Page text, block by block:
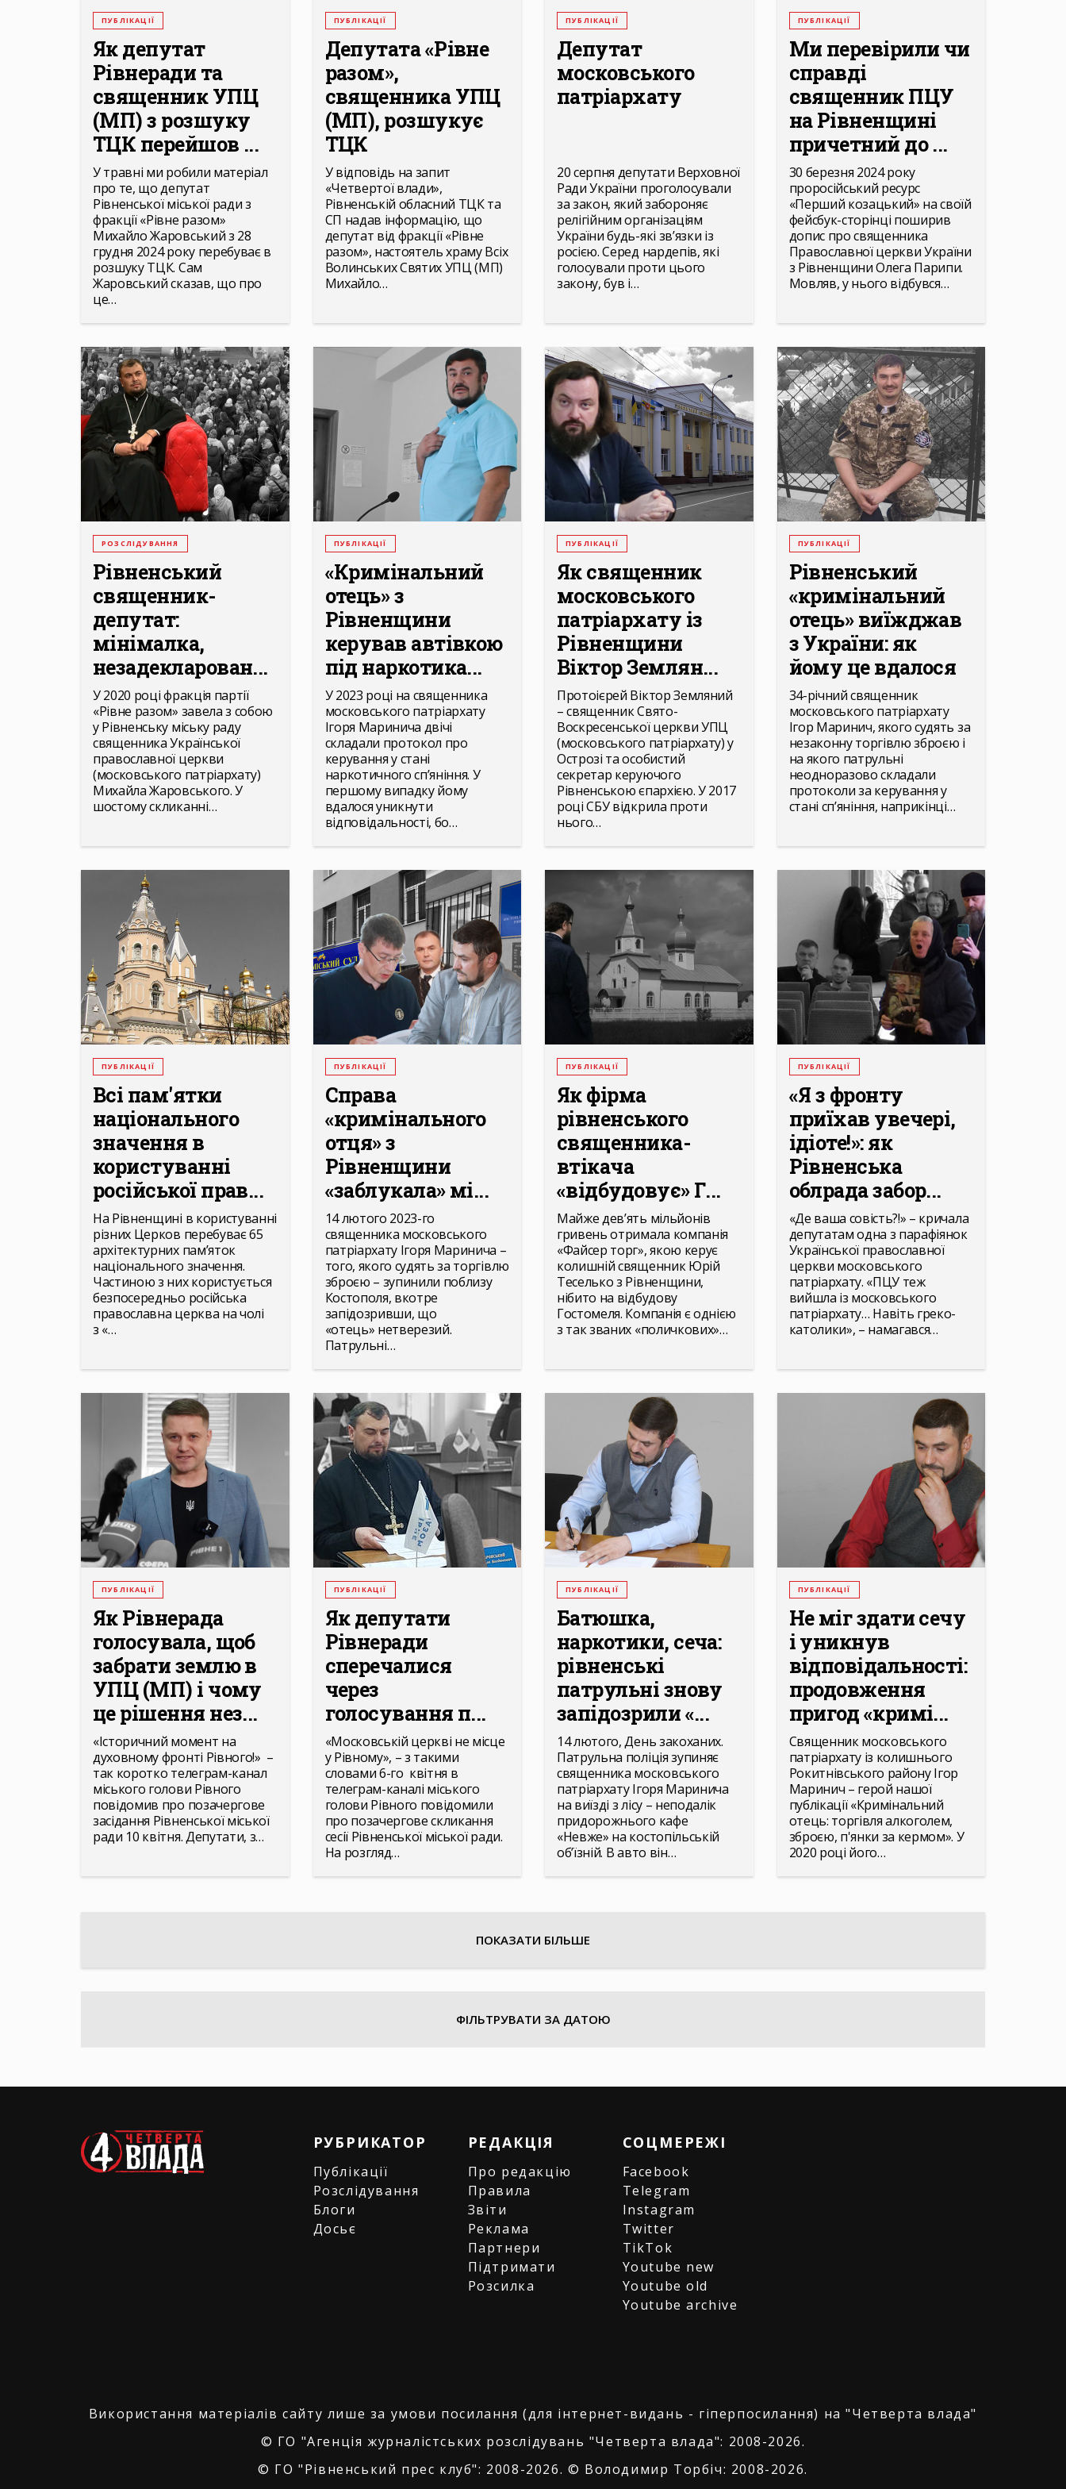
ПУБЛІКАЦІЇ
Як депутат
Рівнеради та
священник УПЦ
(МП) з розшуку
ТЦК перейшов ...
У травні ми робили матеріал
про те, що депутат
Рівненської міської ради з
фракції «Рівне разом»
Михайло Жаровський з 28
грудня 2024 року перебуває в
розшуку ТЦК. Сам
Жаровський сказав, що про
це…
ПУБЛІКАЦІЇ
Депутата «Рівне
разом»,
священника УПЦ
(МП), розшукує
ТЦК
У відповідь на запит
«Четвертої влади»,
Рівненській обласний ТЦК та
СП надав інформацію, що
депутат від фракції «Рівне
разом», настоятель храму Всіх
Волинських Святих УПЦ (МП)
Михайло…
ПУБЛІКАЦІЇ
Депутат
московського
патріархату
20 серпня депутати Верховної
Ради України проголосували
за закон, який забороняє
релігійним організаціям
України будь-які зв’язки із
росією. Серед нардепів, які
голосували проти цього
закону, був і…
ПУБЛІКАЦІЇ
Ми перевірили чи
справді
священник ПЦУ
на Рівненщині
причетний до ...
30 березня 2024 року
проросійський ресурс
«Перший козацький» на своїй
фейсбук-сторінці поширив
допис про священника
Православної церкви України
з Рівненщини Олега Парипи.
Мовляв, у нього відбувся…
РОЗСЛІДУВАННЯ
Рівненський
священник-
депутат:
мінімалка,
незадекларован...
У 2020 році фракція партії
«Рівне разом» завела з собою
у Рівненську міську раду
священника Української
православної церкви
(московського патріархату)
Михайла Жаровського. У
шостому скликанні…
ПУБЛІКАЦІЇ
«Кримінальний
отець» з
Рівненщини
керував автівкою
під наркотика...
У 2023 році на священника
московського патріархату
Ігоря Маринича двічі
складали протокол про
керування у стані
наркотичного сп’яніння. У
першому випадку йому
вдалося уникнути
відповідальності, бо…
ПУБЛІКАЦІЇ
Як священник
московського
патріархату із
Рівненщини
Віктор Землян...
Протоієрей Віктор Земляний
– священник Свято-
Воскресенської церкви УПЦ
(московського патріархату) у
Острозі та особистий
секретар керуючого
Рівненською єпархією. У 2017
році СБУ відкрила проти
нього…
ПУБЛІКАЦІЇ
Рівненський
«кримінальний
отець» виїжджав
з України: як
йому це вдалося
34-річний священник
московського патріархату
Ігор Маринич, якого судять за
незаконну торгівлю зброєю і
на якого патрульні
неодноразово складали
протоколи за керування у
стані сп’яніння, наприкінці…
ПУБЛІКАЦІЇ
Всі пам'ятки
національного
значення в
користуванні
російської прав...
На Рівненщині в користуванні
різних Церков перебуває 65
архітектурних пам’яток
національного значення.
Частиною з них користується
безпосередньо російська
православна церква на чолі
з «…
ПУБЛІКАЦІЇ
Справа
«кримінального
отця» з
Рівненщини
«заблукала» мі...
14 лютого 2023-го
священника московського
патріархату Ігоря Маринича –
того, якого судять за торгівлю
зброєю – зупинили поблизу
Костополя, вкотре
запідозривши, що
«отець» нетверезий.
Патрульні…
ПУБЛІКАЦІЇ
Як фірма
рівненського
священника-
втікача
«відбудовує» Г...
Майже дев’ять мільйонів
гривень отримала компанія
«Файсер торг», якою керує
колишній священник Юрій
Теселько з Рівненщини,
нібито на відбудову
Гостомеля. Компанія є однією
з так званих «поличкових»…
ПУБЛІКАЦІЇ
«Я з фронту
приїхав увечері,
ідіоте!»: як
Рівненська
облрада забор...
«Де ваша совість?!» – кричала
депутатам одна з парафіянок
Української православної
церкви московського
патріархату. «ПЦУ теж
вийшла із московського
патріархату… Навіть греко-
католики», – намагався…
ПУБЛІКАЦІЇ
Як Рівнерада
голосувала, щоб
забрати землю в
УПЦ (МП) і чому
це рішення нез...
«Історичний момент на
духовному фронті Рівного!» –
так коротко телеграм-канал
міського голови Рівного
повідомив про позачергове
засідання Рівненської міської
ради 10 квітня. Депутати, з…
ПУБЛІКАЦІЇ
Як депутати
Рівнеради
сперечалися
через
голосування п...
«Московській церкві не місце
у Рівному», – з такими
словами 6-го квітня в
телеграм-каналі міського
голови Рівного повідомили
про позачергове скликання
сесії Рівненської міської ради.
На розгляд…
ПУБЛІКАЦІЇ
Батюшка,
наркотики, сеча:
рівненські
патрульні знову
запідозрили «...
14 лютого, День закоханих.
Патрульна поліція зупиняє
священника московського
патріархату Ігоря Маринича
на виїзді з лісу – неподалік
придорожнього кафе
«Невже» на костопільській
об’їзній. В авто він…
ПУБЛІКАЦІЇ
Не міг здати сечу
і уникнув
відповідальності:
продовження
пригод «кримі...
Священник московського
патріархату із колишнього
Рокитнівського району Ігор
Маринич – герой нашої
публікації «Кримінальний
отець: торгівля алкоголем,
зброєю, п'янки за кермом». У
2020 році його…
ПОКАЗАТИ БІЛЬШЕ
ФІЛЬТРУВАТИ ЗА ДАТОЮ
РУБРИКАТОР
Публікації
Розслідування
Блоги
Досьє
РЕДАКЦІЯ
Про редакцію
Правила
Звіти
Реклама
Партнери
Підтримати
Розсилка
СОЦМЕРЕЖІ
Facebook
Telegram
Instagram
Twitter
TikTok
Youtube new
Youtube old
Youtube archive
Використання матеріалів сайту лише за умови посилання (для інтернет-видань - гіперпосилання) на "Четверта влада"
© ГО "Агенція журналістських розслідувань "Четверта влада": 2008-2026.
© ГО "Рівненський прес клуб": 2008-2026. © Володимир Торбіч: 2008-2026.